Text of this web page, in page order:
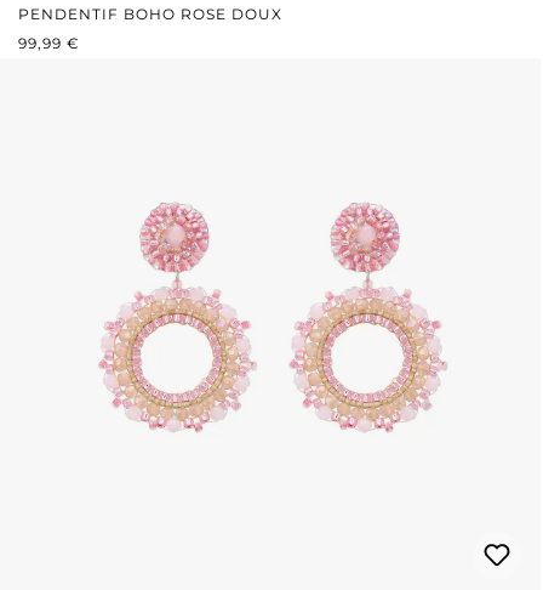
PENDENTIF BOHO ROSE DOUX
PRIX RÉGULIER :
99,99 €